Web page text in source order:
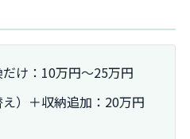
け：10万円～25万円
）＋収納追加：20万円